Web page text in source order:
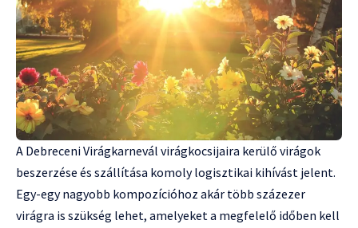
A Debreceni Virágkarnevál virágkocsijaira kerülő virágok
beszerzése és szállítása komoly logisztikai kihívást jelent.
Egy-egy nagyobb kompozícióhoz akár több százezer
virágra is szükség lehet, amelyeket a megfelelő időben kell